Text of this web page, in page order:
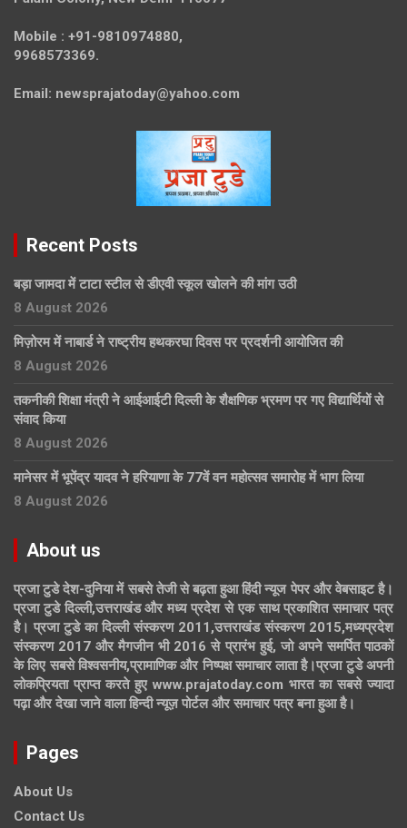
Mobile : +91-9810974880,
9968573369.
Email: newsprajatoday@yahoo.com
Recent Posts
बड़ा जामदा में टाटा स्टील से डीएवी स्कूल खोलने की मांग उठी
8 August 2026
मिज़ोरम में नाबार्ड ने राष्ट्रीय हथकरघा दिवस पर प्रदर्शनी आयोजित की
8 August 2026
तकनीकी शिक्षा मंत्री ने आईआईटी दिल्ली के शैक्षणिक भ्रमण पर गए विद्यार्थियों से
संवाद किया
8 August 2026
मानेसर में भूपेंद्र यादव ने हरियाणा के 77वें वन महोत्सव समारोह में भाग लिया
8 August 2026
About us
प्रजा टुडे देश-दुनिया में सबसे तेजी से बढ़ता हुआ हिंदी न्यूज पेपर और वेबसाइट है।
प्रजा टुडे दिल्ली,उत्तराखंड और मध्य प्रदेश से एक साथ प्रकाशित समाचार पत्र
है। प्रजा टुडे का दिल्ली संस्करण 2011,उत्तराखंड संस्करण 2015,मध्यप्रदेश
संस्करण 2017 और मैगजीन भी 2016 से प्रारंभ हुई, जो अपने समर्पित पाठकों
के लिए सबसे विश्वसनीय,प्रामाणिक और निष्पक्ष समाचार लाता है।प्रजा टुडे अपनी
लोकप्रियता प्राप्त करते हुए www.prajatoday.com भारत का सबसे ज्यादा
पढ़ा और देखा जाने वाला हिन्दी न्यूज़ पोर्टल और समाचार पत्र बना हुआ है।
Pages
About Us
Contact Us